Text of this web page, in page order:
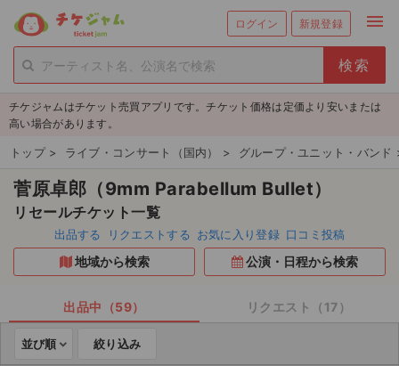
ログイン 新規登録 menu
person_add 新規会員登録
チケットを探す
新着チケット
値下げしたチケット
都道府県からチケットを探す
もうすぐ開催のチケット
チケットのリクエスト一覧
取扱チケット
チケジャムはチケット売買アプリです。チケット価格は定価より安いまたは
高い場合があります。
トップ > ライブ・コンサート（国内） > グループ・ユニット・バンド
菅原卓郎（9mm Parabellum Bullet）
リセールチケット一覧
出品する リクエストする お気に入り登録 口コミ投稿
地域から検索 公演・日程から検索
出品中（59） リクエスト（17）
並び順 絞り込み